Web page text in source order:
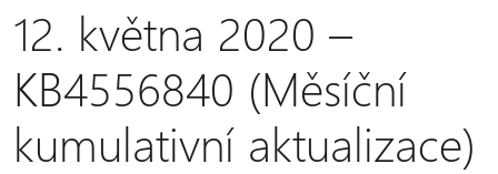
12. května 2020 –
KB4556840 (Měsíční
kumulativní aktualizace)